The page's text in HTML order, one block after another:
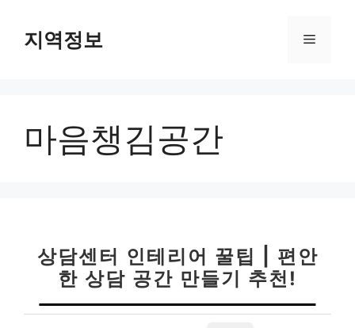
지역정보 메
마음챙김공간
상담센터 인테리어 꿀팁 | 편안
한 상담 공간 만들기 추천!